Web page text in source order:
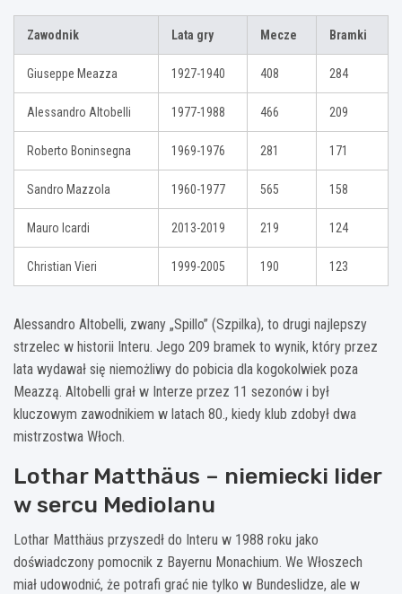
Zawodnik Lata gry Mecze Bramki
Giuseppe Meazza 1927-1940 408 284
Alessandro Altobelli 1977-1988 466 209
Roberto Boninsegna 1969-1976 281 171
Sandro Mazzola 1960-1977 565 158
Mauro Icardi 2013-2019 219 124
Christian Vieri 1999-2005 190 123
Alessandro Altobelli, zwany „Spillo” (Szpilka), to drugi najlepszy
strzelec w historii Interu. Jego 209 bramek to wynik, który przez
lata wydawał się niemożliwy do pobicia dla kogokolwiek poza
Meazzą. Altobelli grał w Interze przez 11 sezonów i był
kluczowym zawodnikiem w latach 80., kiedy klub zdobył dwa
mistrzostwa Włoch.
Lothar Matthäus – niemiecki lider
w sercu Mediolanu
Lothar Matthäus przyszedł do Interu w 1988 roku jako
doświadczony pomocnik z Bayernu Monachium. We Włoszech
miał udowodnić, że potrafi grać nie tylko w Bundeslidze, ale w